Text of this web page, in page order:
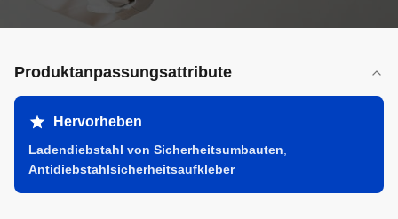
Produktanpassungsattribute
Hervorheben
Ladendiebstahl von Sicherheitsumbauten
Antidiebstahlsicherheitsaufkleber